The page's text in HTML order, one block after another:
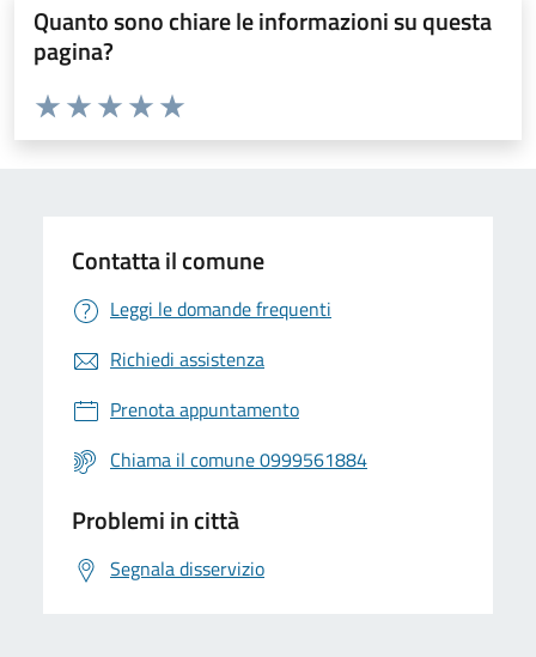
Quanto sono chiare le informazioni su questa
pagina?
Valuta da 1 a 5 stelle la pagina
Valuta 5 stelle su 5
Valuta 4 stelle su 5
Valuta 3 stelle su 5
Valuta 2 stelle su 5
Valuta 1 stelle su 5
Contatta il comune
Leggi le domande frequenti
Richiedi assistenza
Prenota appuntamento
Chiama il comune 0999561884
Problemi in città
Segnala disservizio